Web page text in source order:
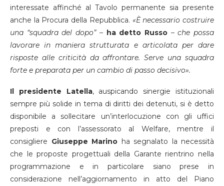
interessate affinché al Tavolo permanente sia presente
anche la Procura della Repubblica. «È necessario costruire
una “squadra del dopo”–ha detto Russo–che possa
lavorare in maniera strutturata e articolata per dare
risposte alle criticità da affrontare. Serve una squadra
forte e preparata per un cambio di passo decisivo».
Il presidente Latella, auspicando sinergie istituzionali
sempre più solide in tema di diritti dei detenuti, si è detto
disponibile a sollecitare un’interlocuzione con gli uffici
preposti e con l’assessorato al Welfare, mentre il
consigliere Giuseppe Marino ha segnalato la necessità
che le proposte progettuali della Garante rientrino nella
programmazione e in particolare siano prese in
considerazione nell’aggiornamento in atto del Piano